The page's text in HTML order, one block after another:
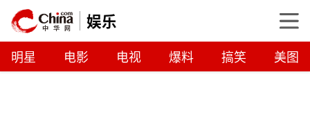
娱乐
明星 电影 电视 爆料 搞笑 美图